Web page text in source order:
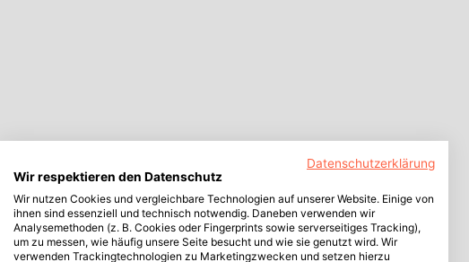
Datenschutzerklärung
Wir respektieren den Datenschutz
Wir nutzen Cookies und vergleichbare Technologien auf unserer Website. Einige von
ihnen sind essenziell und technisch notwendig. Daneben verwenden wir
Analysemethoden (z. B. Cookies oder Fingerprints sowie serverseitiges Tracking),
um zu messen, wie häufig unsere Seite besucht und wie sie genutzt wird. Wir
verwenden Trackingtechnologien zu Marketingzwecken und setzen hierzu